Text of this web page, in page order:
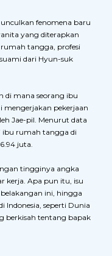
fenomena baru
yang diterapkan
tangga, profesi
dari Hyun-suk
di mana seorang ibu
mengerjakan pekerjaan
Jae-pil. Menurut data
ibu rumah tangga di
juta.
tingginya angka
kerja. Apa pun itu, isu
ini, hingga
Indonesia, seperti Dunia
berkisah tentang bapak